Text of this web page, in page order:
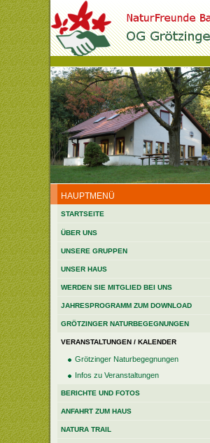
HAUPTMENÜ
STARTSEITE
ÜBER UNS
UNSERE GRUPPEN
UNSER HAUS
WERDEN SIE MITGLIED BEI UNS
JAHRESPROGRAMM ZUM DOWNLOAD
GRÖTZINGER NATURBEGEGNUNGEN
VERANSTALTUNGEN / KALENDER
Grötzinger Naturbegegnungen
Infos zu Veranstaltungen
BERICHTE UND FOTOS
ANFAHRT ZUM HAUS
NATURA TRAIL